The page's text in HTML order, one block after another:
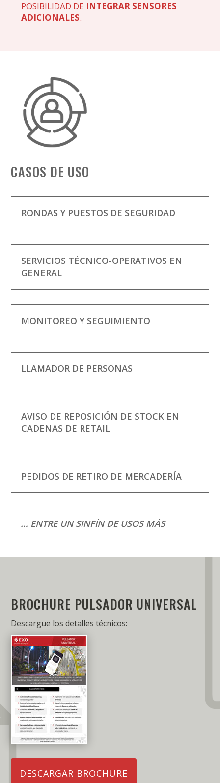
POSIBILIDAD DE INTEGRAR SENSORES
ADICIONALES.
CASOS DE USO
RONDAS Y PUESTOS DE SEGURIDAD
SERVICIOS TÉCNICO-OPERATIVOS EN
GENERAL
MONITOREO Y SEGUIMIENTO
LLAMADOR DE PERSONAS
AVISO DE REPOSICIÓN DE STOCK EN
CADENAS DE RETAIL
PEDIDOS DE RETIRO DE MERCADERÍA
… ENTRE UN SINFÍN DE USOS MÁS
BROCHURE PULSADOR UNIVERSAL
Descargue los detalles técnicos:
DESCARGAR BROCHURE